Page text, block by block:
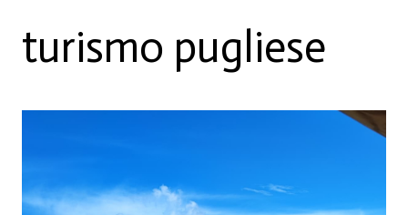
turismo pugliese